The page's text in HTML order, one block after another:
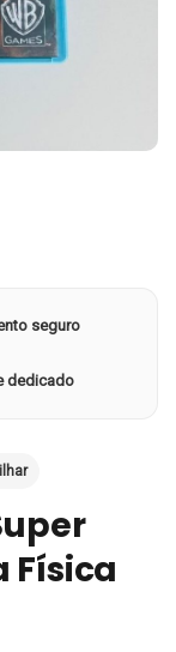
seguro
dedicado
Física